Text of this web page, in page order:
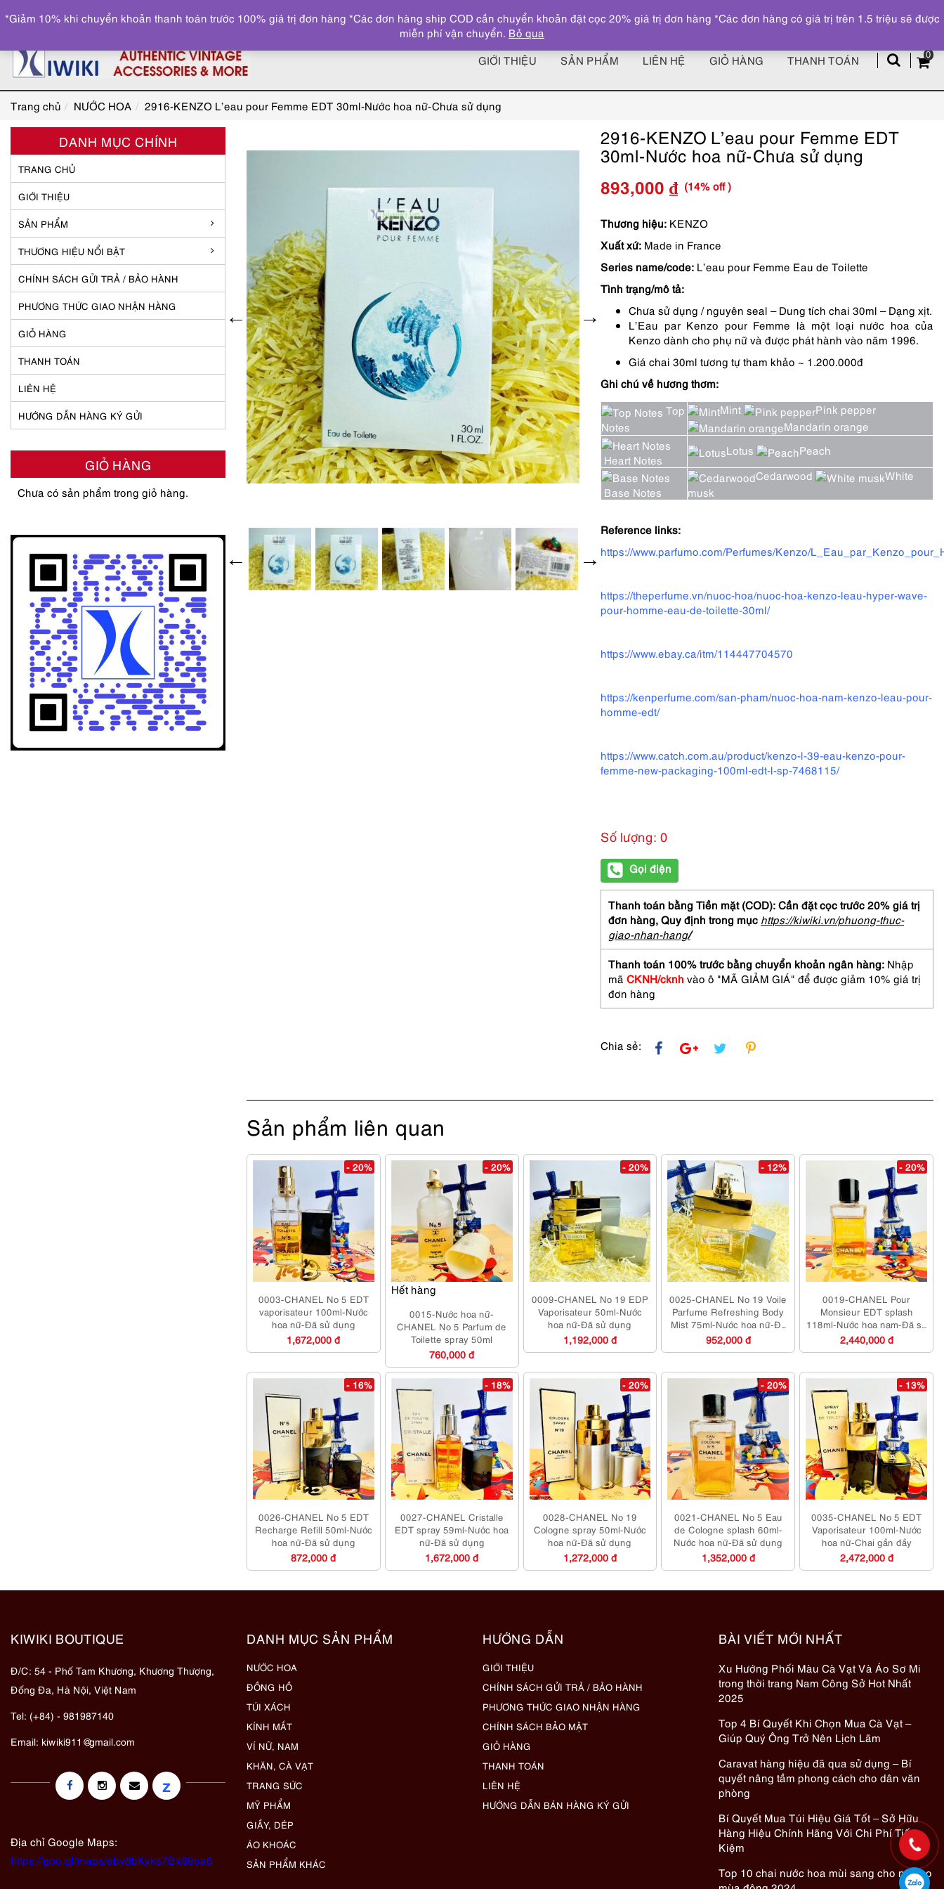
z
0
GIỚI THIỆU SẢN PHẨM LIÊN HỆ GIỎ HÀNG THANH TOÁN
Trang chủ NƯỚC HOA 2916-KENZO L’eau pour Femme EDT 30ml-Nước hoa nữ-Chưa sử dụng
2916-KENZO L’eau pour Femme EDT
30ml-Nước hoa nữ-Chưa sử dụng
Giá
gốc
là:
1,050,000 ₫.
893,000 ₫
Giá
hiện
tại
là:
893,000 ₫.
(14% off )
Thương hiệu: KENZO
Xuất xứ: Made in France
Series name/code: L’eau pour Femme Eau de Toilette
Tình trạng/mô tả:
Chưa sử dụng / nguyên seal – Dung tích chai 30ml – Dạng xịt.
L’Eau par Kenzo pour Femme là một loại nước hoa của
Kenzo dành cho phụ nữ và được phát hành vào năm 1996.
Giá chai 30ml tương tự tham khảo ~ 1.200.000đ
Ghi chú về hương thơm:
Top
Notes
Mint
Pink pepper
Mandarin orange
Heart Notes
Lotus Peach
Base Notes
Cedarwood
White
musk
Reference links:
https://www.parfumo.com/Perfumes/Kenzo/
https://theperfume.vn/nuoc-hoa/nuoc-hoa-kenzo-leau-hyper-wave-
pour-homme-eau-de-toilette-30ml/
https://www.ebay.ca/itm/114447704570
https://kenperfume.com/san-pham/nuoc-hoa-nam-kenzo-leau-pour-
homme-edt/
https://www.catch.com.au/product/kenzo-l-39-eau-kenzo-pour-
femme-new-packaging-100ml-edt-l-sp-7468115/
Số lượng: 0
Gọi điện
Thanh toán bằng Tiền mặt (COD): Cần đặt cọc trước 20% giá trị
đơn hàng, Quy định trong mục https://kiwiki.vn/phuong-thuc-
giao-nhan-hang/
Thanh toán 100% trước bằng chuyển khoản ngân hàng: Nhập
mã CKNH/cknh vào ô "MÃ GIẢM GIÁ" để được giảm 10% giá trị
đơn hàng
Chia sẻ:
Sản phẩm liên quan
- 20%
0003-CHANEL No 5 EDT
vaporisateur 100ml-Nước
hoa nữ-Đã sử dụng
1,672,000 đ
Hết hàng
- 20%
0015-Nước hoa nữ-
CHANEL No 5 Parfum de
Toilette spray 50ml
760,000 đ
- 20%
0009-CHANEL No 19 EDP
Vaporisateur 50ml-Nước
hoa nữ-Đã sử dụng
1,192,000 đ
- 12%
0025-CHANEL No 19 Voile
Parfume Refreshing Body
Mist 75ml-Nước hoa nữ-Đã
sử dụng
952,000 đ
- 20%
0019-CHANEL Pour
Monsieur EDT splash
118ml-Nước hoa nam-Đã sử
dụng
2,440,000 đ
- 16%
0026-CHANEL No 5 EDT
Recharge Refill 50ml-Nước
hoa nữ-Đã sử dụng
872,000 đ
- 18%
0027-CHANEL Cristalle
EDT spray 59ml-Nước hoa
nữ-Đã sử dụng
1,672,000 đ
- 20%
0028-CHANEL No 19
Cologne spray 50ml-Nước
hoa nữ-Đã sử dụng
1,272,000 đ
- 20%
0021-CHANEL No 5 Eau
de Cologne splash 60ml-
Nước hoa nữ-Đã sử dụng
1,352,000 đ
- 13%
0035-CHANEL No 5 EDT
Vaporisateur 100ml-Nước
hoa nữ-Chai gần đầy
2,472,000 đ
DANH MỤC CHÍNH
TRANG CHỦ
GIỚI THIỆU
SẢN PHẨM
THƯƠNG HIỆU NỔI BẬT
CHÍNH SÁCH GỬI TRẢ / BẢO HÀNH
PHƯƠNG THỨC GIAO NHẬN HÀNG
GIỎ HÀNG
THANH TOÁN
LIÊN HỆ
HƯỚNG DẪN HÀNG KÝ GỬI
GIỎ HÀNG
Chưa có sản phẩm trong giỏ hàng.
KIWIKI BOUTIQUE
Đ/C: 54 - Phố Tam Khương, Khương Thượng,
Đống Đa, Hà Nội, Việt Nam
Tel: (+84) - 981987140
Email: kiwiki911@gmail.com
z
Địa chỉ Google Maps:
https://goo.gl/maps/eby8bKyks7Bx89oa6
DANH MỤC SẢN PHẨM
NƯỚC HOA
ĐỒNG HỒ
TÚI XÁCH
KÍNH MẮT
VÍ NỮ, NAM
KHĂN, CÀ VẠT
TRANG SỨC
MỸ PHẨM
GIẦY, DÉP
ÁO KHOÁC
SẢN PHẨM KHÁC
HƯỚNG DẪN
GIỚI THIỆU
CHÍNH SÁCH GỬI TRẢ / BẢO HÀNH
PHƯƠNG THỨC GIAO NHẬN HÀNG
CHÍNH SÁCH BẢO MẬT
GIỎ HÀNG
THANH TOÁN
LIÊN HỆ
HƯỚNG DẪN BÁN HÀNG KÝ GỬI
BÀI VIẾT MỚI NHẤT
Xu Hướng Phối Màu Cà Vạt Và Áo Sơ Mi
trong thời trang Nam Công Sở Hot Nhất
2025
Top 4 Bí Quyết Khi Chọn Mua Cà Vạt –
Giúp Quý Ông Trở Nên Lịch Lãm
Caravat hàng hiệu đã qua sử dụng – Bí
quyết nâng tầm phong cách cho dân văn
phòng
Bí Quyết Mua Túi Hiệu Giá Tốt – Sở Hữu
Hàng Hiệu Chính Hãng Với Chi Phí Tiết
Kiệm
Top 10 chai nước hoa mùi sang cho nữ cho
*Giảm 10% khi chuyển khoản thanh toán trước 100% giá trị đơn hàng *Các đơn hàng ship COD cần chuyển khoản đặt cọc 20% giá trị đơn hàng *Các đơn hàng có giá trị trên 1.5 triệu sẽ được
miễn phí vận chuyển. Bỏ qua